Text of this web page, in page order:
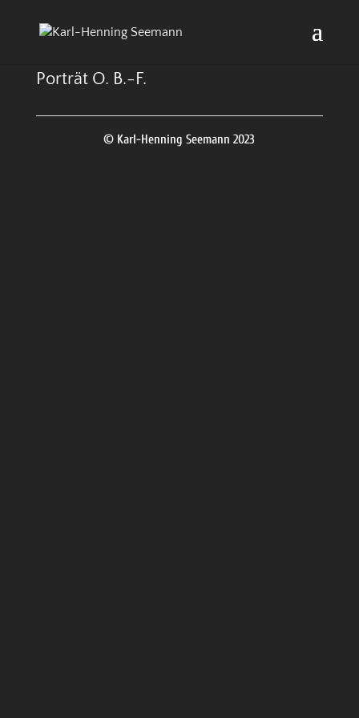
Porträt O. B.-F.
© Karl-Henning Seemann 2023